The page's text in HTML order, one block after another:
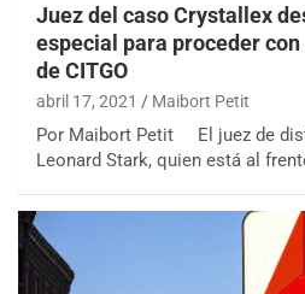
Juez del caso Crystallex
especial para proceder
de CITGO
abril 17, 2021 Maibort Petit
Por Maibort Petit El juez de
Leonard Stark, quien está al